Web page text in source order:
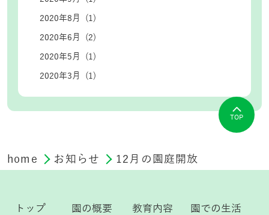
2020年8月 (1)
2020年6月 (2)
2020年5月 (1)
2020年3月 (1)
TOP
home お知らせ 12月の園庭開放
トップ 園の概要 教育内容
園での生活